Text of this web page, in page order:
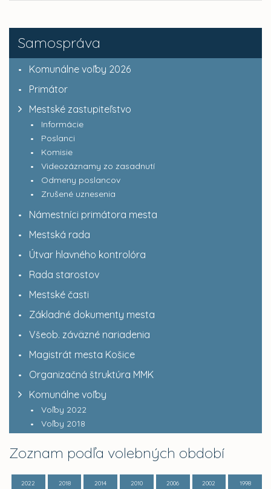
Samospráva
Komunálne voľby 2026
Primátor
Mestské zastupiteľstvo
Informácie
Poslanci
Komisie
Videozáznamy zo zasadnutí
Odmeny poslancov
Zrušené uznesenia
Námestníci primátora mesta
Mestská rada
Útvar hlavného kontrolóra
Rada starostov
Mestské časti
Základné dokumenty mesta
Všeob. záväzné nariadenia
Magistrát mesta Košice
Organizačná štruktúra MMK
Komunálne voľby
Voľby 2022
Voľby 2018
Zoznam podľa volebných období
2022
2018
2014
2010
2006
2002
1998